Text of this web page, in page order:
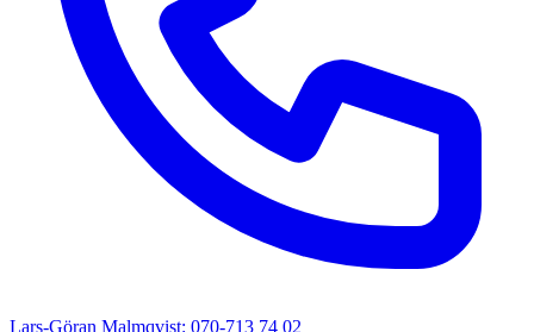
Lars-Göran Malmqvist: 070-713 74 02